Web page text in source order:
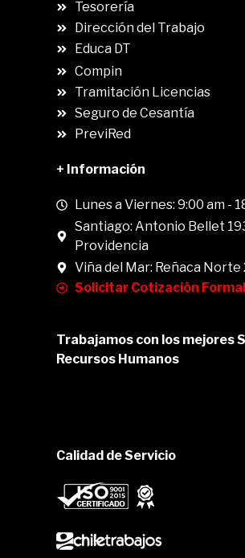
Tesorería
Dirección del Trabajo
Educa DT
Compin
Tramitación Licencias
Seguro de Cesantía
PreviRed
+ Información
Lunes a Viernes: 9:00 am -
Santiago: Antonio Bellet
Providencia
Viña del Mar: Reñaca Norte
Solicitar Cotización Formal
Trabajamos con los mejores
Recursos Humanos
Calidad de Servicio